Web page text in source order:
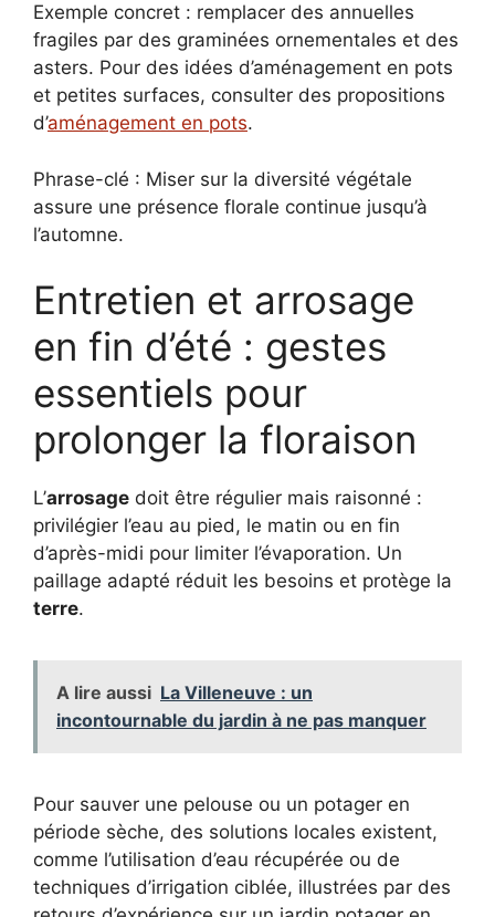
Exemple concret : remplacer des annuelles
fragiles par des graminées ornementales et des
asters. Pour des idées d’aménagement en pots
et petites surfaces, consulter des propositions
d’aménagement en pots.
Phrase-clé : Miser sur la diversité végétale
assure une présence florale continue jusqu’à
l’automne.
Entretien et arrosage
en fin d’été : gestes
essentiels pour
prolonger la floraison
L’arrosage doit être régulier mais raisonné :
privilégier l’eau au pied, le matin ou en fin
d’après-midi pour limiter l’évaporation. Un
paillage adapté réduit les besoins et protège la
terre.
A lire aussi La Villeneuve : un
incontournable du jardin à ne pas manquer
Pour sauver une pelouse ou un potager en
période sèche, des solutions locales existent,
comme l’utilisation d’eau récupérée ou de
techniques d’irrigation ciblée, illustrées par des